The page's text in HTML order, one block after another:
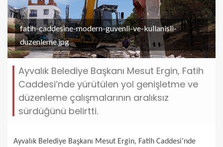
fatih-caddesine-modern-guvenli-ve-kullanisli-
duzenleme.jpg
Ayvalık Belediye Başkanı Mesut Ergin, Fatih
Caddesi’nde yürütülen yol genişletme ve
düzenleme çalışmalarının aralıksız
sürdüğünü belirtti.
Ayvalık Belediye Başkanı Mesut Ergin, Fatih Caddesi’nde